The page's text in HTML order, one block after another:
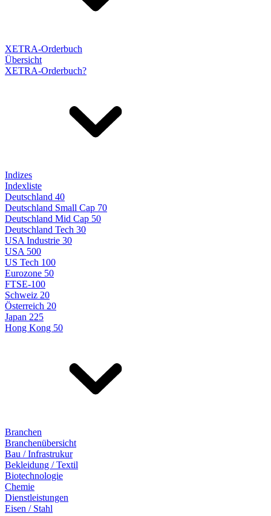
XETRA-Orderbuch
Übersicht
XETRA-Orderbuch?
Indizes
Indexliste
Deutschland 40
Deutschland Small Cap 70
Deutschland Mid Cap 50
Deutschland Tech 30
USA Industrie 30
USA 500
US Tech 100
Eurozone 50
FTSE-100
Schweiz 20
Österreich 20
Japan 225
Hong Kong 50
Branchen
Branchenübersicht
Bau / Infrastrukur
Bekleidung / Textil
Biotechnologie
Chemie
Dienstleistungen
Eisen / Stahl